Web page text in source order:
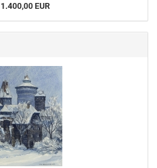
1.400,00 EUR